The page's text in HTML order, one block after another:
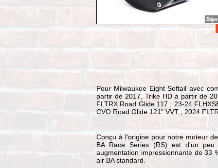
Pour Milwaukee Eight Softail avec
partir de 2017, Trike HD à partir de
FLTRX Road Glide 117 ; 23-24
CVO Road Glide 121" VVT ; 2024
-
Conçu à l'origine pour notre moteur
BA Race Series (RS) est d'un
augmentation impressionnante de 33
air BA standard.